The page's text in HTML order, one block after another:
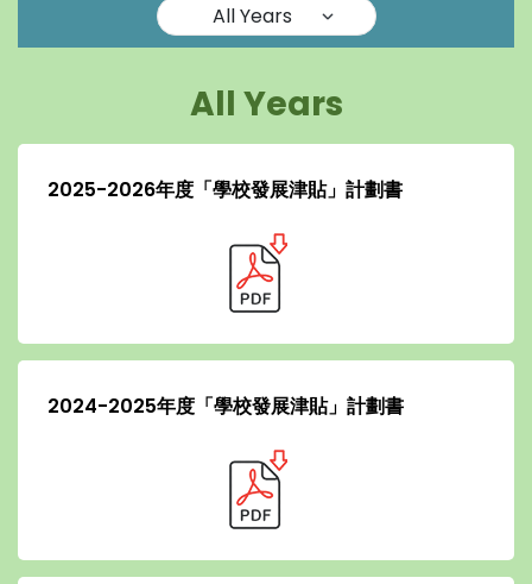
All Years
2025-2026年度「學校發展津貼」計劃書
2024-2025年度「學校發展津貼」計劃書